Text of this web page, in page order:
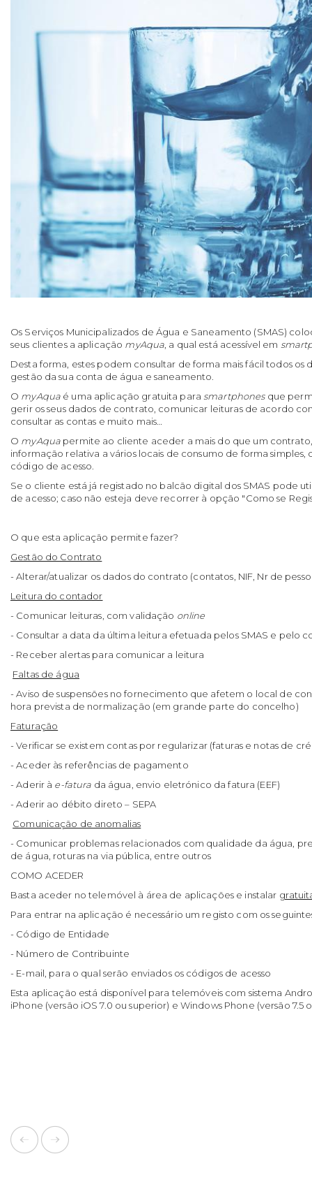
Os Serviços Municipalizados de Água e Saneamento (SMAS)
seus clientes a aplicação myAqua, a qual está acessível em
Desta forma, estes podem consultar de forma mais fácil todos os
gestão da sua conta de água e saneamento.
O myAqua é uma aplicação gratuita parasmartphonesque
gerir os seus dados de contrato, comunicar leituras de acordo
consultar as contas e muito mais…
O myAqua permite ao cliente aceder a mais do que um
informação relativa a vários locais de consumo de forma
código de acesso.
Se o cliente está já registado no balcão digital dos SMAS pode
de acesso; caso não esteja deve recorrer à opção "Como se
O que esta aplicação permite fazer?
Gestão do Contrato
- Alterar/atualizar os dados do contrato (contatos, NIF, Nr de
Leitura do contador
- Comunicar leituras, com validação online
- Consultar a data da última leitura efetuada pelos SMAS e pelo
- Receber alertas para comunicar a leitura
Faltas de água
- Aviso de suspensões no fornecimento que afetem o local de
hora prevista de normalização (em grande parte do concelho)
Faturação
- Verificar se existem contas por regularizar (faturas e notas de
- Aceder às referências de pagamento
- Aderir à e-fatura da água, envio eletrónico da fatura (EEF)
- Aderir ao débito direto – SEPA
Comunicação de anomalias
- Comunicar problemas relacionados com qualidade da água,
de água, roturas na via pública, entre outros
COMO ACEDER
Basta aceder no telemóvel à área de aplicações e instalar
Para entrar na aplicação é necessário um registo com os
- Código de Entidade
- Número de Contribuinte
- E-mail, para o qual serão enviados os códigos de acesso
Esta aplicação está disponível para telemóveis com sistema
iPhone (versão iOS 7.0 ou superior) e Windows Phone (versão 7.5